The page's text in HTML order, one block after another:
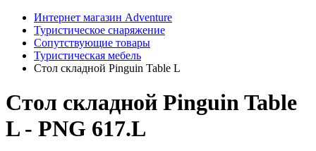
Интернет магазин Adventure
Туристическое снаряжение
Сопутствующие товары
Туристическая мебель
Стол складной Pinguin Table L
Стол складной Pinguin Table
L - PNG 617.L